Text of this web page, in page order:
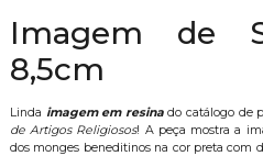
Imagem de
8,5cm
Linda imagem em resinado catálogo de
de Artigos Religiosos! A peça mostra a
dos monges beneditinos na cor preta com